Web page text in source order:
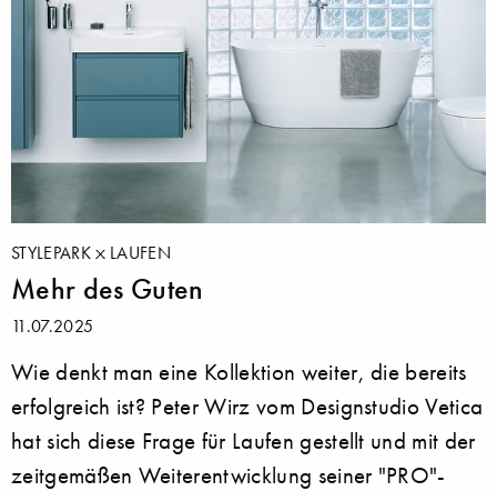
STYLEPARK LAUFEN
Mehr des Guten
11.07.2025
Wie denkt man eine Kollektion weiter, die bereits
erfolgreich ist? Peter Wirz vom Designstudio Vetica
hat sich diese Frage für Laufen gestellt und mit der
zeitgemäßen Weiterentwicklung seiner "PRO"-